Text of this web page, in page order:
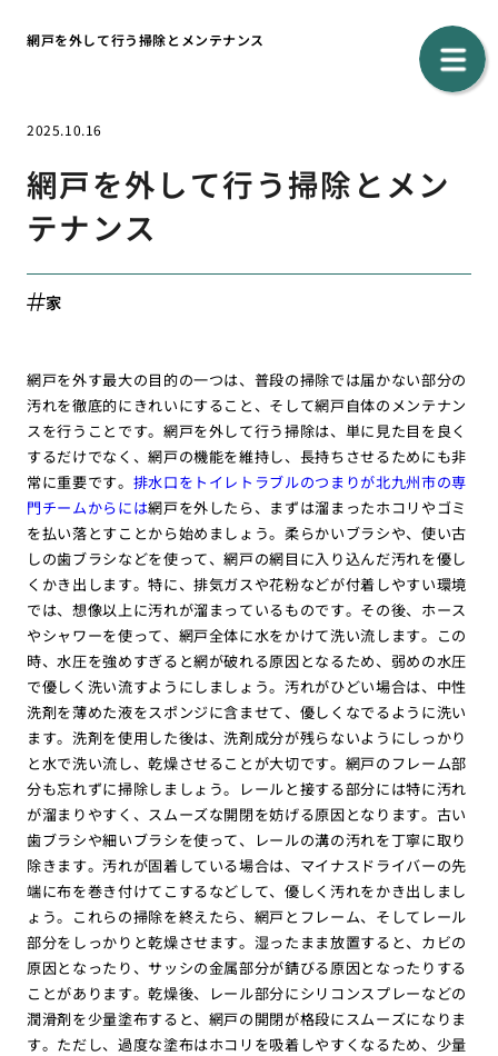
網戸を外して行う掃除とメンテナンス
2025.10.16
網戸を外して行う掃除とメン
テナンス
家
網戸を外す最大の目的の一つは、普段の掃除では届かない部分の
汚れを徹底的にきれいにすること、そして網戸自体のメンテナン
スを行うことです。網戸を外して行う掃除は、単に見た目を良く
するだけでなく、網戸の機能を維持し、長持ちさせるためにも非
常に重要です。 排水口をトイレトラブルのつまりが北九州市の専
門チームからには網戸を外したら、まずは溜まったホコリやゴミ
を払い落とすことから始めましょう。柔らかいブラシや、使い古
しの歯ブラシなどを使って、網戸の網目に入り込んだ汚れを優し
くかき出します。特に、排気ガスや花粉などが付着しやすい環境
では、想像以上に汚れが溜まっているものです。その後、ホース
やシャワーを使って、網戸全体に水をかけて洗い流します。この
時、水圧を強めすぎると網が破れる原因となるため、弱めの水圧
で優しく洗い流すようにしましょう。汚れがひどい場合は、中性
洗剤を薄めた液をスポンジに含ませて、優しくなでるように洗い
ます。洗剤を使用した後は、洗剤成分が残らないようにしっかり
と水で洗い流し、乾燥させることが大切です。網戸のフレーム部
分も忘れずに掃除しましょう。レールと接する部分には特に汚れ
が溜まりやすく、スムーズな開閉を妨げる原因となります。古い
歯ブラシや細いブラシを使って、レールの溝の汚れを丁寧に取り
除きます。汚れが固着している場合は、マイナスドライバーの先
端に布を巻き付けてこするなどして、優しく汚れをかき出しまし
ょう。これらの掃除を終えたら、網戸とフレーム、そしてレール
部分をしっかりと乾燥させます。湿ったまま放置すると、カビの
原因となったり、サッシの金属部分が錆びる原因となったりする
ことがあります。乾燥後、レール部分にシリコンスプレーなどの
潤滑剤を少量塗布すると、網戸の開閉が格段にスムーズになりま
す。ただし、過度な塗布はホコリを吸着しやすくなるため、少量